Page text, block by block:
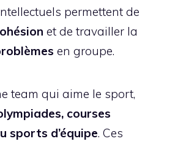
permettent de
et de travailler la
en groupe.
team qui aime le sport,
courses
sports d’équipe. Ces